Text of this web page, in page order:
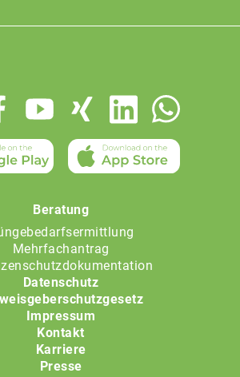
Beratung
Mehrfachantrag
Datenschutz
Impressum
Kontakt
Karriere
Presse